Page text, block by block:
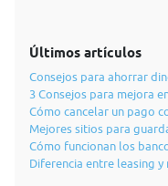
Últimos artículos
Consejos para ahorrar
3 Consejos para mejora
Cómo cancelar un pago
Mejores sitios para
Cómo funcionan los
Diferencia entre leasing y